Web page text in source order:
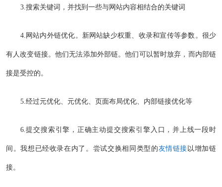
3.搜索关键词，并找到一些与网站内容相结合的关键词
4.网站内外链优化。新网站缺少权重、收录和宣传等参数。很少
有人改变链接。他们无法添加外部链。他们可以暂时放弃，而内部链
接是受控的。
5.经过元优化、元优化、页面布局优化、内部链接优化等
6.提交搜索引擎，正确主动提交搜索引擎入口，并上线一段时
间。我想已经收录在内了。尝试交换相同类型的友情链接以增加链
接。